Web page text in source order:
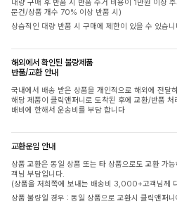
대량 구매 후 반품 시 반품 수거 비용이 1만원 이상
문건/상품 개수 70% 이상 반품 시)
상습적인 대량 반품 시 구매에 제한이 있을 수 있습니
해외에서 확인된 불량제품
반품/교환 안내
국내에서 배송 받은 상품을 개인적으로 해외에 전달
해당 제품이 클릭앤퍼니로 도착된 후에 교환/반품
배비에 한해서 운송비를 부담 합니다
교환운임 안내
상품 교환은 동일 상품 또는 타 상품으로도 교환
객님 부담입니다.
(상품을 저희쪽에 보내는 배송비 3,000+고객님께
상품 불량일 경우 : 동일 상품으로 교환시 클릭앤퍼